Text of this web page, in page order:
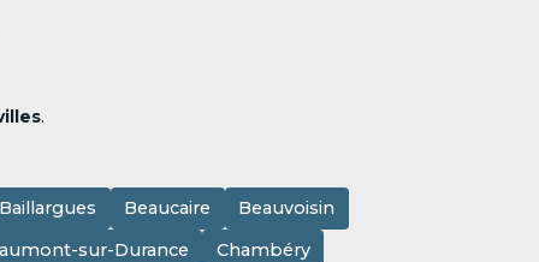
.
Baillargues Beaucaire
Beauvoisin
sur-Durance
Chambéry